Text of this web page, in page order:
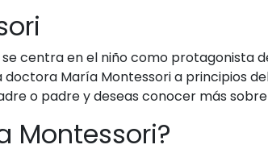
centra en el niño como protagonista
María Montessori a principios
o padre y deseas conocer más
Montessori?